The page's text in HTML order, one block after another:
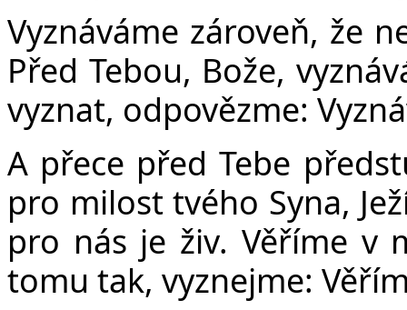
Vyznáváme zároveň, že
Před Tebou, Bože,
vyznat, odpovězme:
A přece před Tebe
pro milost tvého Syna,
pro nás je živ. Věříme v
tomu tak, vyznejme: